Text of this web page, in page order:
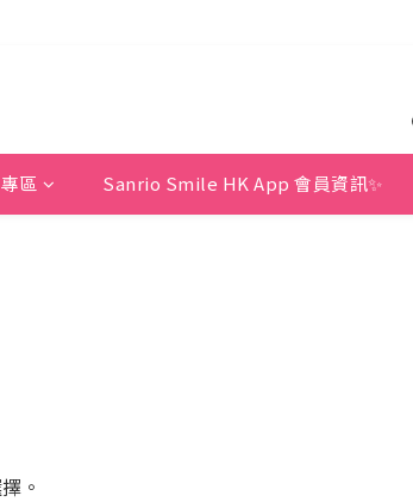
非工作天)
非工作天)
區 Sanrio Smile HK App 會員資訊✨
。